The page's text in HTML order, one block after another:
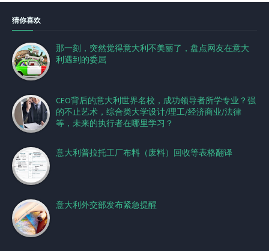
猜你喜欢
那一刻，突然觉得意大利不美丽了，盘点网友在意大
利遇到的委屈
CEO背后的意大利世界名校，成功领导者所学专业？强
的不止艺术，综合类大学设计/理工/经济商业/法律
等，未来的执行者在哪里学习？
意大利普拉托工厂布料（废料）回收等表格翻译
意大利外交部发布紧急提醒